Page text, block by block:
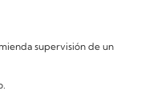
supervisión de un